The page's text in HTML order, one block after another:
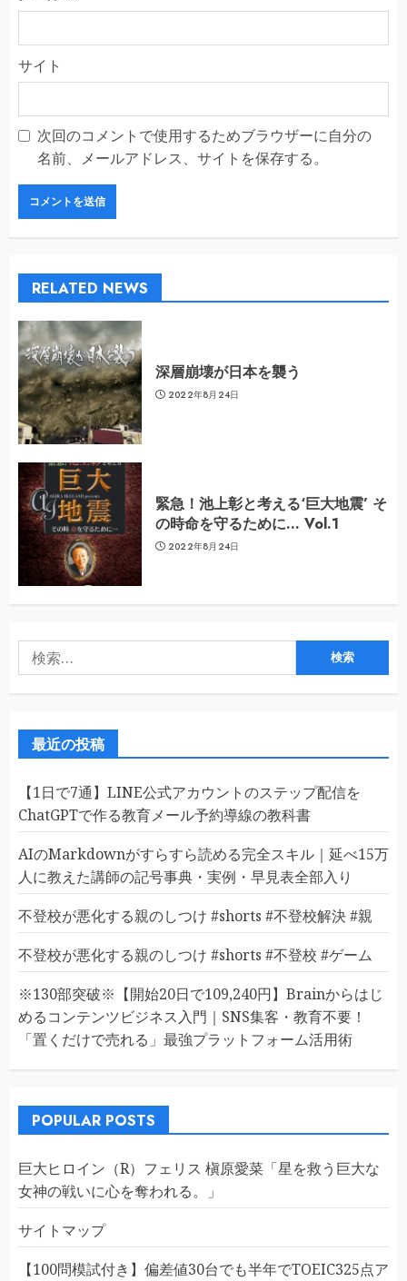
サイト
次回のコメントで使用するためブラウザーに自分の
名前、メールアドレス、サイトを保存する。
RELATED NEWS
深層崩壊が日本を襲う
2022年8月24日
緊急！池上彰と考える‘巨大地震’ そ
の時命を守るために… Vol.1
2022年8月24日
索:
最近の投稿
【1日で7通】LINE公式アカウントのステップ配信を
ChatGPTで作る教育メール予約導線の教科書
AIのMarkdownがすらすら読める完全スキル｜延べ15万
人に教えた講師の記号事典・実例・早見表全部入り
不登校が悪化する親のしつけ #shorts #不登校解決 #親
不登校が悪化する親のしつけ #shorts #不登校 #ゲーム
※130部突破※【開始20日で109,240円】Brainからはじ
めるコンテンツビジネス入門｜SNS集客・教育不要！
「置くだけで売れる」最強プラットフォーム活用術
POPULAR POSTS
巨大ヒロイン（R）フェリス 槇原愛菜「星を救う巨大な
女神の戦いに心を奪われる。」
サイトマップ
【100問模試付き】偏差値30台でも半年でTOEIC325点ア